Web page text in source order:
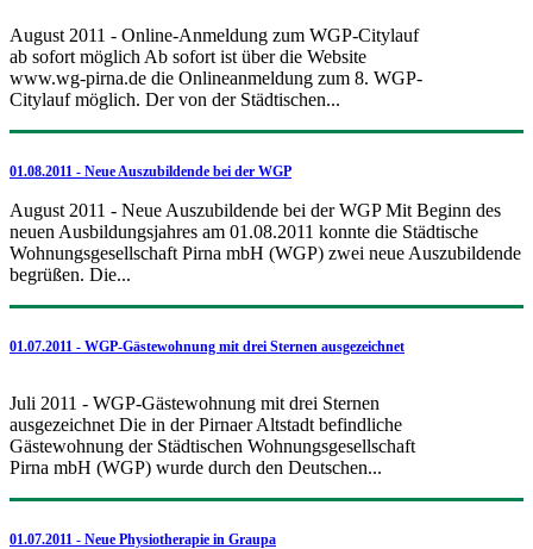
August 2011 - Online-Anmeldung zum WGP-Citylauf
ab sofort möglich Ab sofort ist über die Website
www.wg-pirna.de die Onlineanmeldung zum 8. WGP-
Citylauf möglich. Der von der Städtischen...
01.08.2011 - Neue Auszubildende bei der WGP
August 2011 - Neue Auszubildende bei der WGP Mit Beginn des
neuen Ausbildungsjahres am 01.08.2011 konnte die Städtische
Wohnungsgesellschaft Pirna mbH (WGP) zwei neue Auszubildende
begrüßen. Die...
01.07.2011 - WGP-Gästewohnung mit drei Sternen ausgezeichnet
Juli 2011 - WGP-Gästewohnung mit drei Sternen
ausgezeichnet Die in der Pirnaer Altstadt befindliche
Gästewohnung der Städtischen Wohnungsgesellschaft
Pirna mbH (WGP) wurde durch den Deutschen...
01.07.2011 - Neue Physiotherapie in Graupa